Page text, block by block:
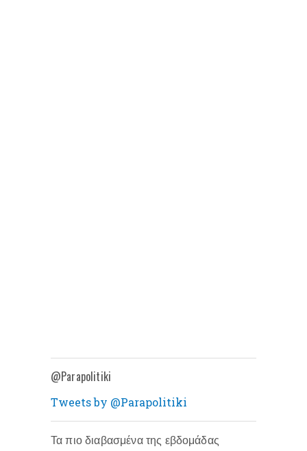
@Parapolitiki
Tweets by @Parapolitiki
Τα πιο διαβασμένα της εβδομάδας